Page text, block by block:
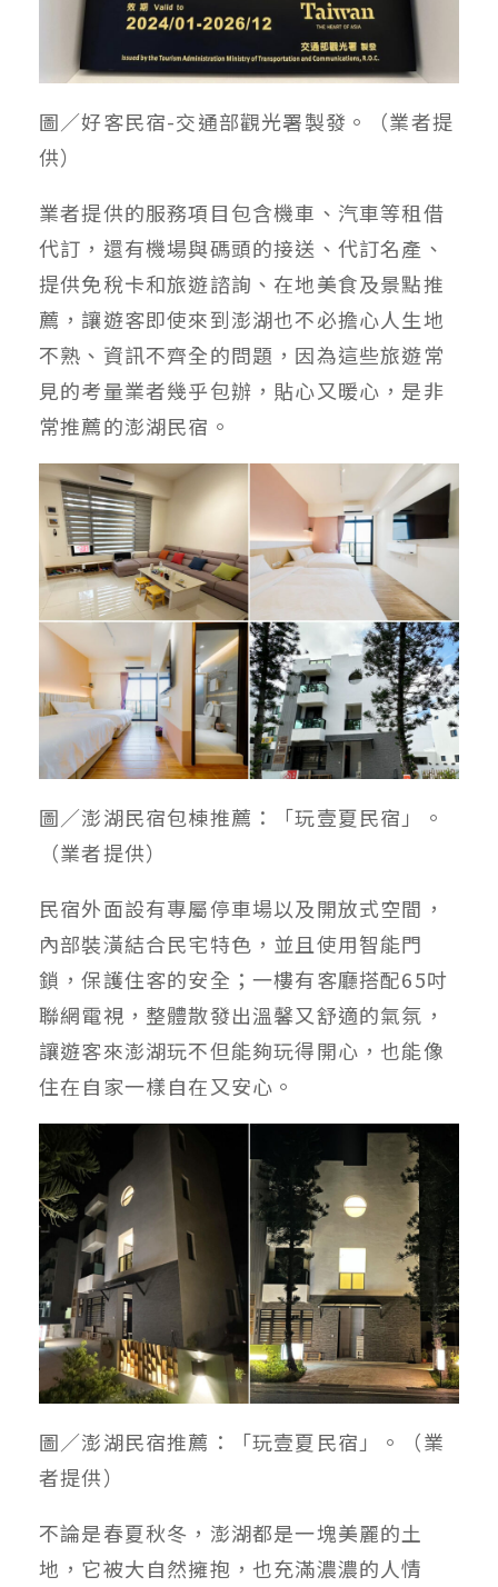
圖／好客民宿-交通部觀光署製發。（業者提
供）
業者提供的服務項目包含機車、汽車等租借
代訂，還有機場與碼頭的接送、代訂名產、
提供免稅卡和旅遊諮詢、在地美食及景點推
薦，讓遊客即使來到澎湖也不必擔心人生地
不熟、資訊不齊全的問題，因為這些旅遊常
見的考量業者幾乎包辦，貼心又暖心，是非
常推薦的澎湖民宿。
圖／澎湖民宿包棟推薦：「玩壹夏民宿」。
（業者提供）
民宿外面設有專屬停車場以及開放式空間，
內部裝潢結合民宅特色，並且使用智能門
鎖，保護住客的安全；一樓有客廳搭配65吋
聯網電視，整體散發出溫馨又舒適的氣氛，
讓遊客來澎湖玩不但能夠玩得開心，也能像
住在自家一樣自在又安心。
圖／澎湖民宿推薦：「玩壹夏民宿」。（業
者提供）
不論是春夏秋冬，澎湖都是一塊美麗的土
地，它被大自然擁抱，也充滿濃濃的人情